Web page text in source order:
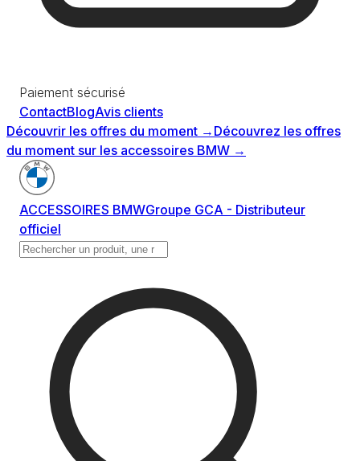
Paiement sécurisé
ContactBlogAvis clients
Découvrir les offres du moment → Découvrez les offres
du moment sur les accessoires BMW →
ACCESSOIRES BMWGroupe GCA - Distributeur
officiel